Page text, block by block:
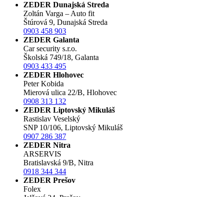
ZEDER Dunajská Streda
Zoltán Varga – Auto fit
Štúrová 9, Dunajská Streda
0903 458 903
ZEDER Galanta
Car security s.r.o.
Školská 749/18, Galanta
0903 433 495
ZEDER Hlohovec
Peter Kobida
Mierová ulica 22/B, Hlohovec
0908 313 132
ZEDER Liptovský Mikuláš
Rastislav Veselský
SNP 10/106, Liptovský Mikuláš
0907 286 387
ZEDER Nitra
ARSERVIS
Bratislavská 9/B, Nitra
0918 344 344
ZEDER Prešov
Folex